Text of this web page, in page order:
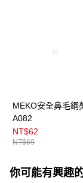
MEKO安全鼻毛鋼
A082
NT$62
NT$69
你可能有興趣